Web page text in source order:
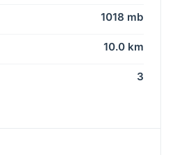
1018 mb
10.0 km
3